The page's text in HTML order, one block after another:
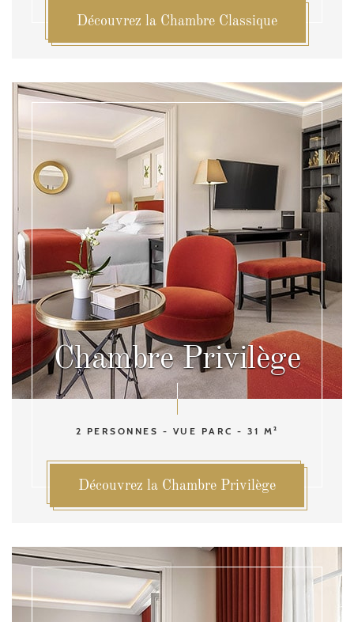
Découvrez la Chambre Classique
Chambre Privilège
2 PERSONNES - VUE PARC - 31 M²
Découvrez la Chambre Privilège